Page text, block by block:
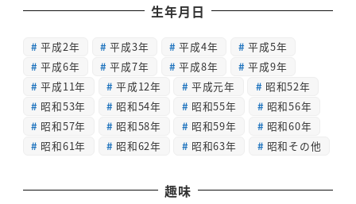
生年月日
平成2年 平成3年 平成4年
平成5年
平成6年
平成7年 平成8年
平成9年
平成11年
平成12年 平成元年
昭和52年
昭和53年
昭和54年 昭和55年
昭和56年
昭和57年
昭和58年 昭和59年
昭和60年
昭和61年
昭和62年 昭和63年 昭和その他
趣味